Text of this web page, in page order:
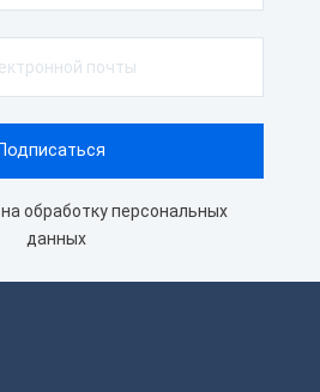
на обработку персональных
данных